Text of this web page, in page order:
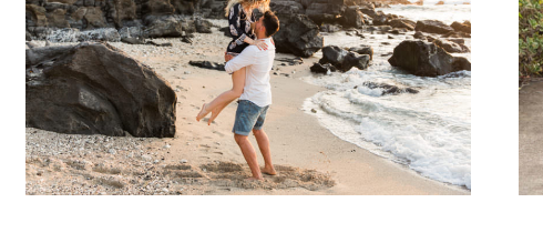
Une séance photo de couple sur
l’île de la Réunion – Lola et
Nathan